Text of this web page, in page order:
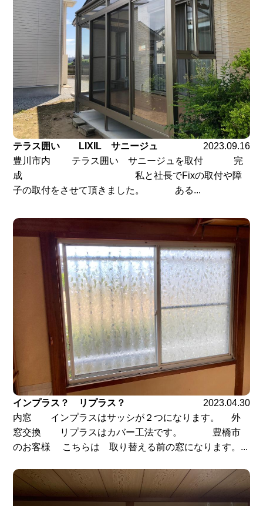
テラス囲い LIXIL サニージュ
2023.09.16
豊川市内 テラス囲い サニージュを取付 完
成 私と社長でFixの取付や障
子の取付をさせて頂きました。 ある...
インプラス？ リプラス？
2023.04.30
内窓 インプラスはサッシが２つになります。 外
窓交換 リプラスはカバー工法です。 豊橋市
のお客様 こちらは 取り替える前の窓になります。...